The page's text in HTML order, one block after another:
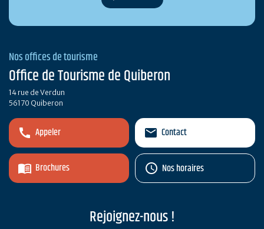
Nos offices de tourisme
Office de Tourisme de Quiberon
14 rue de Verdun
56170 Quiberon
Appeler
Brochures
Contact
Nos horaires
Rejoignez-nous !